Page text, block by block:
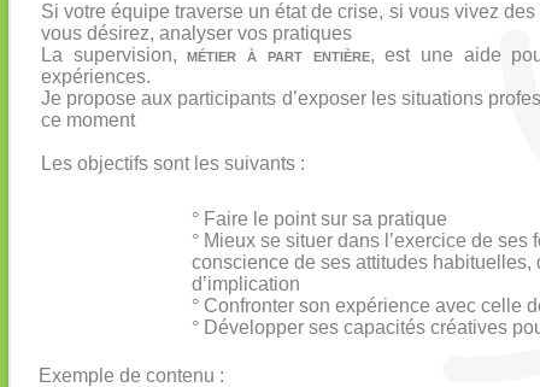
Si votre équipe traverse un état de crise, si vous vivez
vous désirez, analyser vos pratiques
La supervision,métier à part entière, est une aide
expériences.
Je propose aux participants d’exposer les situations
ce moment
Les objectifs sont les suivants :
° Faire le point sur sa pratique
° Mieux se situer dans l’exercice de
conscience de ses attitudes
d’implication
° Confronter son expérience avec celle
° Développer ses capacités créatives
Exemple de contenu :